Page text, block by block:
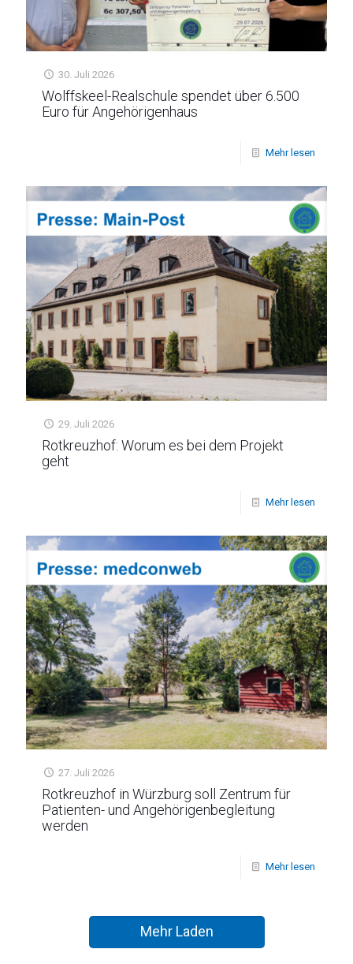
30. Juli 2026
Wolffskeel-Realschule spendet über 6.500
Euro für Angehörigenhaus
Mehr lesen
29. Juli 2026
Rotkreuzhof: Worum es bei dem Projekt
geht
Mehr lesen
27. Juli 2026
Rotkreuzhof in Würzburg soll Zentrum für
Patienten- und Angehörigenbegleitung
werden
Mehr lesen
Mehr Laden